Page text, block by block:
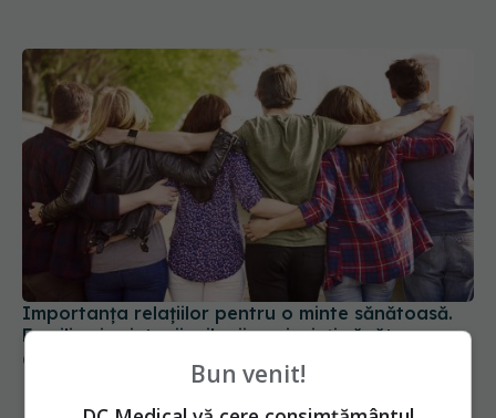
Importanța relațiilor pentru o minte sănătoasă.
Familia și prietenii: pilonii unei minți sănătoase
07 ian 2025, 20:00 Bun venit!